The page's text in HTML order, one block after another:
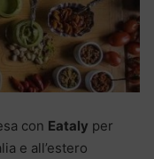
con Eataly per
e all’estero